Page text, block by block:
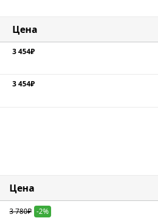
Цена
3 454₽
3 454₽
Цена
3 780₽ -2%